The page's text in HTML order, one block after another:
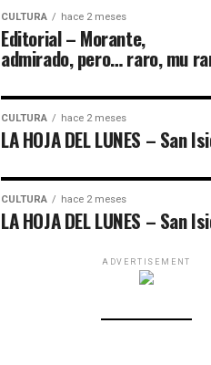
CULTURA hace 2 meses
Editorial – Morante,
admirado, pero… raro, mu
CULTURA hace 2 meses
LA HOJA DEL LUNES – San
CULTURA hace 2 meses
LA HOJA DEL LUNES – San
ADVERTISEMENT